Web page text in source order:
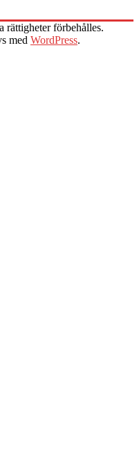
rättigheter förbehålles.
med WordPress.